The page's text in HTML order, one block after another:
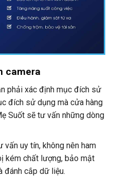
camera
phải xác định mục đích sử
đích sử dụng mà cửa hàng
Suốtsẽ tư vấn những dòng
vấn uy tín, không nên ham
kém chất lượng, bảo mật
đánh cắp dữ liệu.